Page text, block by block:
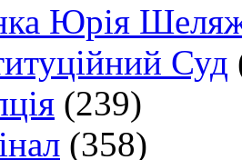
Юрія
Суд
(239)
(358)